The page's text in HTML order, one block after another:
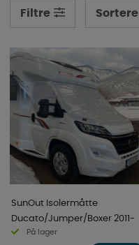
Filtre Sortere
SunOut Isolermåtte
Ducato/Jumper/Boxer 2011-
På lager